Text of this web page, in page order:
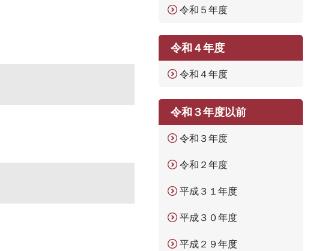
令和５年度
令和４年度
令和４年度
令和３年度以前
令和３年度
令和２年度
平成３１年度
平成３０年度
平成２９年度